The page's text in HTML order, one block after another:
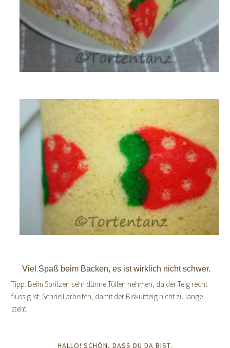
Viel Spaß beim Backen, es ist wirklich nicht schwer.
Tipp: Beim Spritzen sehr dünne Tüllen nehmen, da der Teig recht
flüssig ist. Schnell arbeiten, damit der Biskuitteig nicht zu lange
steht.
HALLO! SCHÖN, DASS DU DA BIST.